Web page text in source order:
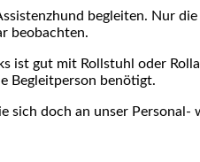
begleiten. Nur
beobachten.
ist gut mit Rollstuhl oder
Begleitperson benötigt.
sich doch an unser Personal-